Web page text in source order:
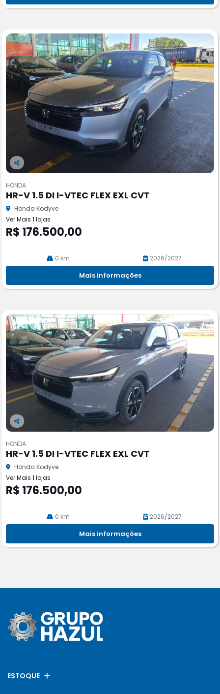
Co
pa
rtil
he
HONDA
HR-V 1.5 DI I-VTEC FLEX EXL CVT
Honda Kodyve
Ver Mais 1 lojas
R$ 176.500,00
0 km 2026/2027
Mais informações
Co
pa
rtil
he
HONDA
HR-V 1.5 DI I-VTEC FLEX EXL CVT
Honda Kodyve
Ver Mais 1 lojas
R$ 176.500,00
0 km 2026/2027
Mais informações
ESTOQUE